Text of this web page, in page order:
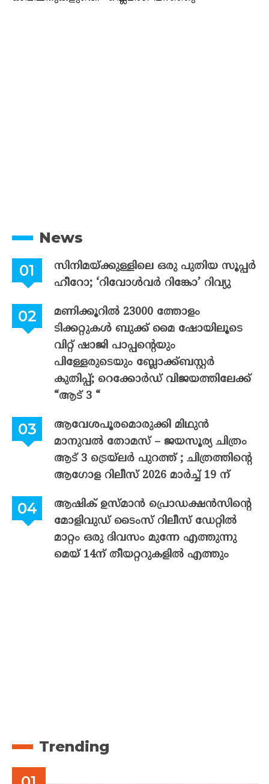
News
സിനിമയ്ക്കുള്ളിലെ ഒരു പുതിയ സൂപ്പർ
ഹീറോ; ‘റിവോൾവർ റിങ്കോ’ റിവ്യു
മണിക്കൂറിൽ 23000 ത്തോളം
ടിക്കറ്റുകൾ ബുക്ക് മൈ ഷോയിലൂടെ
വിറ്റ് ഷാജി പാപ്പന്റെയും
പിള്ളേരുടെയും ബ്ലോക്ക്ബസ്റ്റർ
കുതിപ്പ്; റെക്കോർഡ് വിജയത്തിലേക്ക്
“ആട് 3 “
ആവേശപൂരമൊരുക്കി മിഥുൻ
മാനുവൽ തോമസ് – ജയസൂര്യ ചിത്രം
ആട് 3 ട്രെയ്‌ലർ പുറത്ത് ; ചിത്രത്തിന്റെ
ആഗോള റിലീസ് 2026 മാർച്ച് 19 ന്
ആഷിക് ഉസ്മാൻ പ്രൊഡക്ഷൻസിന്റെ
മോളിവുഡ് ടൈംസ് റിലീസ് ഡേറ്റിൽ
മാറ്റം ഒരു ദിവസം മുന്നേ എത്തുന്നു
മെയ് 14ന് തീയറ്ററുകളിൽ എത്തും
Trending